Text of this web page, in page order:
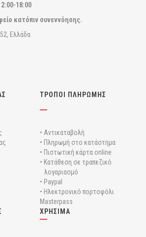
18:00
κατόπιν συνεννόησης.
Ελλάδα
ΤΡΟΠΟΙ ΠΛΗΡΩΜΗΣ
• Αντικαταβολή
• Πληρωμή στο κατάστημα
• Πιστωτική κάρτα online
• Κατάθεση σε τραπεζικό
λογαριασμό
• Paypal
• Ηλεκτρονικό πορτοφόλι
Masterpass
ΧΡΗΣΙΜΑ